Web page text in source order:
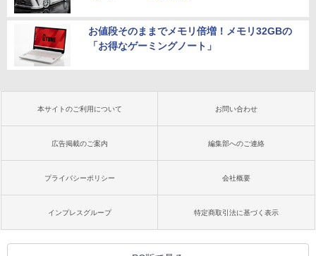
お値段そのままでメモリ倍増！メモリ32GBの
「お得なゲーミングノート」
本サイトのご利用について お問い合わせ
広告掲載のご案内 編集部へのご連絡
プライバシーポリシー 会社概要
インプレスグループ 特定商取引法に基づく表示